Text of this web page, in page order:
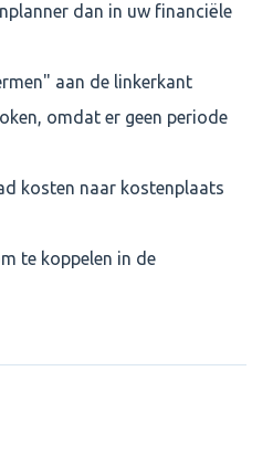
dan in uw financiële
aan de linkerkant
omdat er geen periode
kosten naar kostenplaats
te koppelen in de